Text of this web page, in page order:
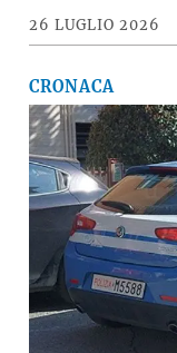
26 LUGLIO 2026
CRONACA